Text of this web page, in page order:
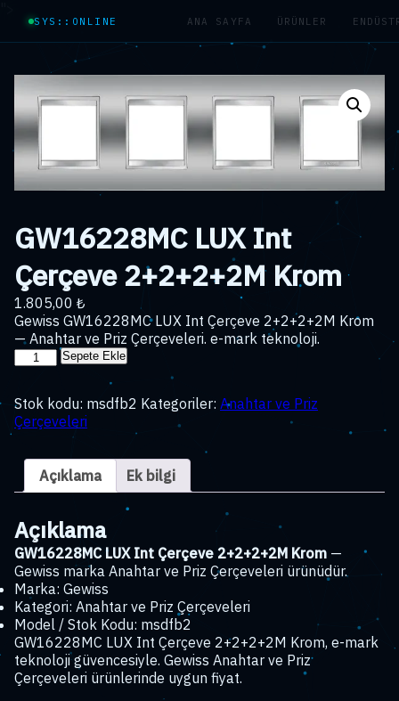
SYS::ONLINE ANA SAYFA ÜRÜNLER
GW16228MC LUX Int
Çerçeve 2+2+2+2M Krom
1.805,00 ₺
Gewiss GW16228MC LUX Int Çerçeve 2+2+2+2M Krom
— Anahtar ve Priz Çerçeveleri. e-mark teknoloji.
GW16228MC
Çerçeve
2+2+2+2M
adet
Sepete Ekle
Stok kodu: msdfb2 Kategoriler: Anahtar ve Priz
Çerçeveleri
Açıklama Ek bilgi
Açıklama
GW16228MC LUX Int Çerçeve 2+2+2+2M Krom —
Gewiss marka Anahtar ve Priz Çerçeveleri ürünüdür.
Marka: Gewiss
Kategori: Anahtar ve Priz Çerçeveleri
Model / Stok Kodu: msdfb2
GW16228MC LUX Int Çerçeve 2+2+2+2M Krom, e-mark
teknoloji güvencesiyle. Gewiss Anahtar ve Priz
Çerçeveleri ürünlerinde uygun fiyat.